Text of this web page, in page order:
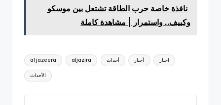
نافذة خاصة حرب الطاقة تشتعل بين موسكو
وكييف.. واستمرار | مشاهدة كاملة
العلامات:
al jazeera aljazira أحداث أخبار اخبار
الأحداث